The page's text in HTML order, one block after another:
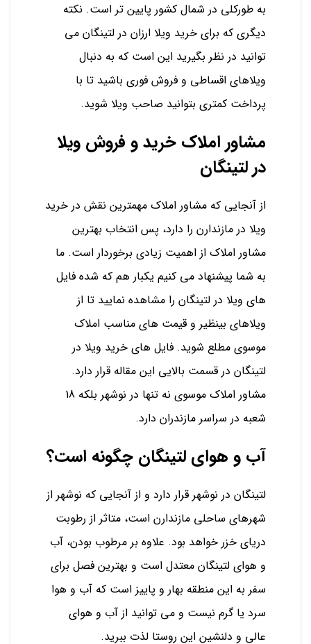
به طورکلی در شمال کشور پایین تر است. نکته
دیگری که برای خرید ویلا ارزان در لتینگان می
توانید در نظر بگیرید این است که به دنبال
ویلاهای اقساطی و فروش فوری باشید تا با
پرداخت کمتری بتوانید صاحب ویلا شوید.
مشاور املاک خرید و فروش ویلا
در لتینگان
از آنجایی که مشاور املاک مهمترین نقش در خرید
ویلا در مازندارن را دارد، پس انتخاب بهترین
مشاور املاک از اهمیت زیادی برخوردار است. ما
به شما پیشنهاد می کنیم یکبار هم که شده فایل
های ویلا در لتینگان را مشاهده نمایید تا از
ویلاهای بینظیر و قیمت های مناسب املاک
موسوی مطلع شوید. فایل های خرید ویلا در
لتینگان در قسمت بالایی این مقاله قرار دارد.
مشاور املاک موسوی نه تنها در نوشهر بلکه 18
شعبه در سراسر مازندران دارد.
آب و هوای لتینگان چگونه است؟
لتینگان در نوشهر قرار دارد و از آنجایی که نوشهر از
شهرهای ساحلی مازندارن است، متاثر از رطوبت
دریای خزر خواهد بود. علاوه بر مرطوب بودن، آب
و هوای لتینگان معتدل است و بهترین فصل برای
سفر به این منطقه بهار و پاییز است که آب و هوا
سرد یا گرم نیست و می توانید از آب و هوای
عالی و دلنشین این روستا لذت ببرید.